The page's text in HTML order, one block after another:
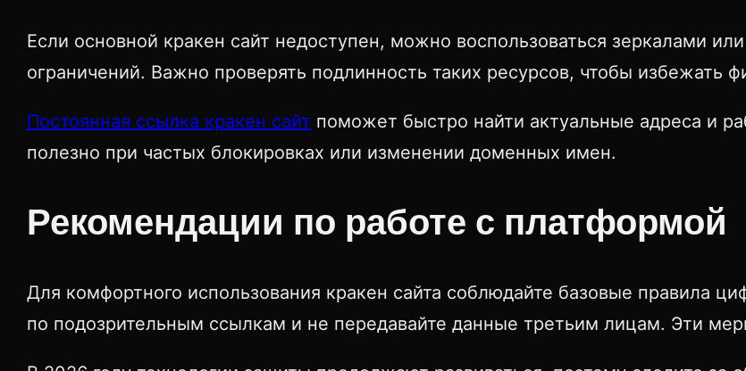
Если основной кракен сайт недоступен, можно воспользоваться зеркалами
ограничений. Важно проверять подлинность таких ресурсов, чтобы избежать
Постоянная ссылка кракен сайт поможет быстро найти актуальные адреса и
полезно при частых блокировках или изменении доменных имен.
Рекомендации по работе с платформой
Для комфортного использования кракен сайта соблюдайте базовые правила
по подозрительным ссылкам и не передавайте данные третьим лицам. Эти